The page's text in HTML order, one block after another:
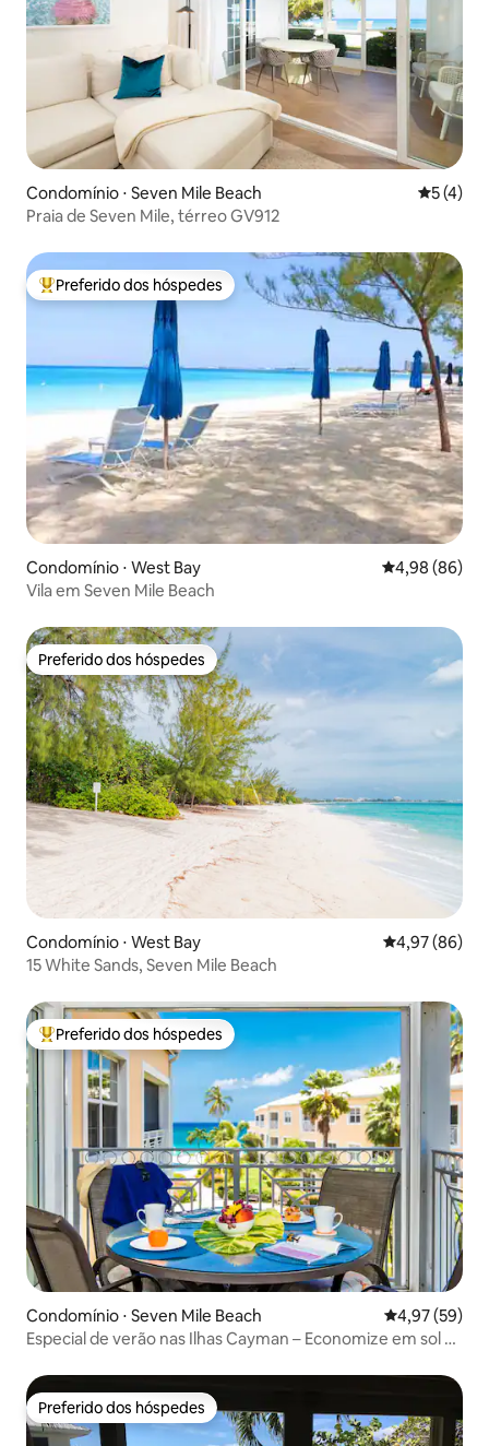
Condomínio ⋅ Seven Mile Beach 5 de
5 (4)
Praia de Seven Mile, térreo GV912
Entre os melhores preferidos dos hóspedes
Preferido dos hóspedes
Condomínio ⋅ West Bay 4,98 de uma
4,98 (86)
Vila em Seven Mile Beach
Preferido dos hóspedes
Preferido dos hóspedes
Condomínio ⋅ West Bay 4,97 de uma
4,97 (86)
15 White Sands, Seven Mile Beach
Entre os melhores preferidos dos hóspedes
Preferido dos hóspedes
Condomínio ⋅ Seven Mile Beach 4,97 de uma
4,97 (59)
Especial de verão nas Ilhas Cayman – Economize em sol e
Preferido dos hóspedes
Preferido dos hóspedes